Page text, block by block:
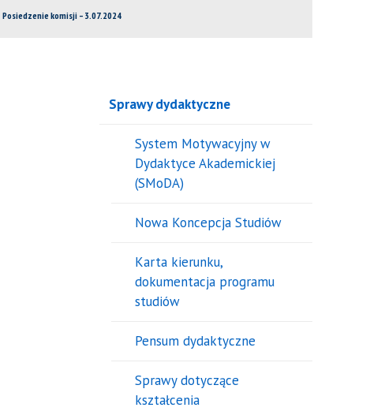
Posiedzenie komisji – 3.07.2024
Sprawy dydaktyczne
System Motywacyjny w
Dydaktyce Akademickiej
(SMoDA)
Nowa Koncepcja Studiów
Karta kierunku,
dokumentacja programu
studiów
Pensum dydaktyczne
Sprawy dotyczące
kształcenia